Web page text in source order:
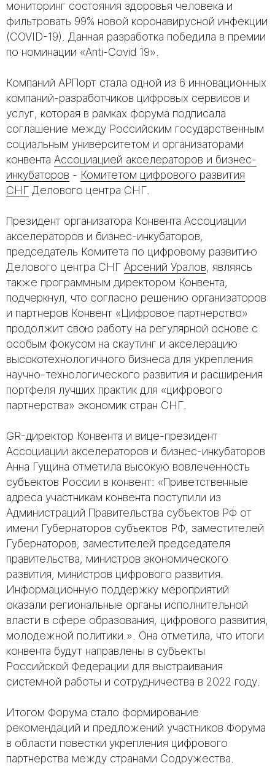
мониторинг состояния здоровья человека и
фильтровать 99% новой коронавирусной инфекции
(COVID-19). Данная разработка победила в премии
по номинации «Anti-Covid 19».
Компаний АРПорт стала одной из 6 инновационных
компаний-разработчиков цифровых сервисов и
услуг, которая в рамках форума подписала
соглашение между Российским государственным
социальным университетом и организаторами
конвента Ассоциацией акселераторов и бизнес-
инкубаторов - Комитетом цифрового развития
СНГ Делового центра СНГ.
Президент организатора Конвента Ассоциации
акселераторов и бизнес-инкубаторов,
председатель Комитета по цифровому развитию
Делового центра СНГ Арсений Уралов, являясь
также программным директором Конвента,
подчеркнул, что согласно решению организаторов
и партнеров Конвент «Цифровое партнерство»
продолжит свою работу на регулярной основе с
особым фокусом на скаутинг и акселерацию
высокотехнологичного бизнеса для укрепления
научно-технологического развития и расширения
портфеля лучших практик для «цифрового
партнерства» экономик стран СНГ.
GR-директор Конвента и вице-президент
Ассоциации акселераторов и бизнес-инкубаторов
Анна Гущина отметила высокую вовлеченность
субъектов России в конвент: «Приветственные
адреса участникам конвента поступили из
Администраций Правительства субъектов РФ от
имени Губернаторов субъектов РФ, заместителей
Губернаторов, заместителей председателя
правительства, министров экономического
развития, министров цифрового развития.
Информационную поддержку мероприятий
оказали региональные органы исполнительной
власти в сфере образования, цифрового развития,
молодежной политики.». Она отметила, что итоги
конвента будут направлены в субъекты
Российской Федерации для выстраивания
системной работы и сотрудничества в 2022 году.
Итогом Форума стало формирование
рекомендаций и предложений участников Форума
в области повестки укрепления цифрового
партнерства между странами Содружества.